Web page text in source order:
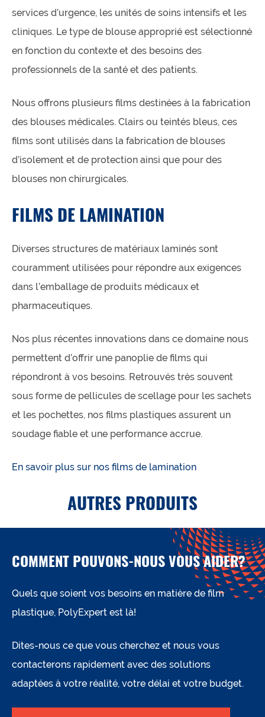
services d’urgence, les unités de soins intensifs et les
cliniques. Le type de blouse approprié est sélectionné
en fonction du contexte et des besoins des
professionnels de la santé et des patients.
Nous offrons plusieurs films destinées à la fabrication
des blouses médicales. Clairs ou teintés bleus, ces
films sont utilisés dans la fabrication de blouses
d’isolement et de protection ainsi que pour des
blouses non chirurgicales.
FILMS DE LAMINATION
Diverses structures de matériaux laminés sont
couramment utilisées pour répondre aux exigences
dans l’emballage de produits médicaux et
pharmaceutiques.
Nos plus récentes innovations dans ce domaine nous
permettent d’offrir une panoplie de films qui
répondront à vos besoins. Retrouvés très souvent
sous forme de pellicules de scellage pour les sachets
et les pochettes, nos films plastiques assurent un
soudage fiable et une performance accrue.
En savoir plus sur nos films de lamination
AUTRES PRODUITS
COMMENT POUVONS-NOUS VOUS AIDER?
Quels que soient vos besoins en matière de film
plastique, PolyExpert est là!
Dites-nous ce que vous cherchez et nous vous
contacterons rapidement avec des solutions
adaptées à votre réalité, votre délai et votre budget.